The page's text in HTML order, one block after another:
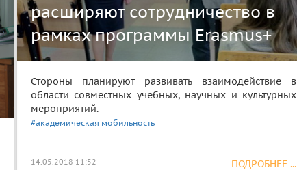
расширяют сотрудничество в
рамках программы Erasmus+
Стороны планируют развивать взаимодействие в
области совместных учебных, научных и культурных
мероприятий.
#академическая мобильность
ПОДРОБНЕЕ ...
14.05.2018 11:52